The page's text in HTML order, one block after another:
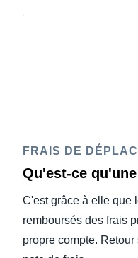
FRAIS DE
Qu'est-ce
C'est grâce à elle que
remboursés des frais
propre compte.